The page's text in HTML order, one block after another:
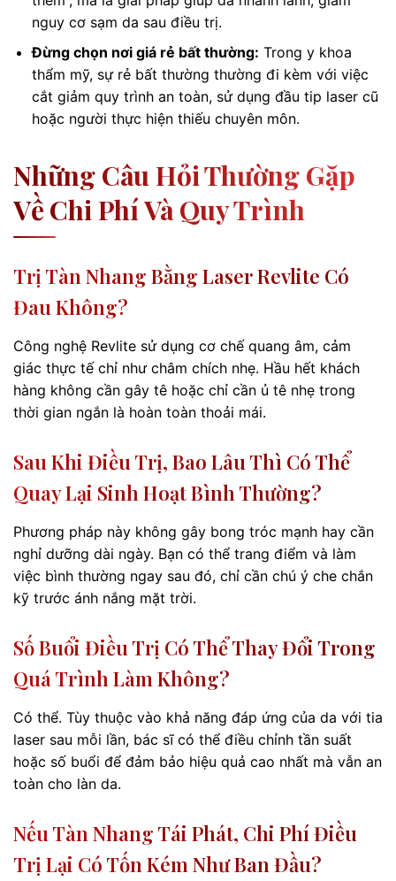
nguy cơ sạm da sau điều trị.
Đừng chọn nơi giá rẻ bất thường: Trong y khoa
thẩm mỹ, sự rẻ bất thường thường đi kèm với việc
cắt giảm quy trình an toàn, sử dụng đầu tip laser cũ
hoặc người thực hiện thiếu chuyên môn.
Những Câu Hỏi Thường Gặp
Về Chi Phí Và Quy Trình
Trị Tàn Nhang Bằng Laser Revlite Có
Đau Không?
Công nghệ Revlite sử dụng cơ chế quang âm, cảm
giác thực tế chỉ như châm chích nhẹ. Hầu hết khách
hàng không cần gây tê hoặc chỉ cần ủ tê nhẹ trong
thời gian ngắn là hoàn toàn thoải mái.
Sau Khi Điều Trị, Bao Lâu Thì Có Thể
Quay Lại Sinh Hoạt Bình Thường?
Phương pháp này không gây bong tróc mạnh hay cần
nghỉ dưỡng dài ngày. Bạn có thể trang điểm và làm
việc bình thường ngay sau đó, chỉ cần chú ý che chắn
kỹ trước ánh nắng mặt trời.
Số Buổi Điều Trị Có Thể Thay Đổi Trong
Quá Trình Làm Không?
Có thể. Tùy thuộc vào khả năng đáp ứng của da với tia
laser sau mỗi lần, bác sĩ có thể điều chỉnh tần suất
hoặc số buổi để đảm bảo hiệu quả cao nhất mà vẫn an
toàn cho làn da.
Nếu Tàn Nhang Tái Phát, Chi Phí Điều
Trị Lại Có Tốn Kém Như Ban Đầu?